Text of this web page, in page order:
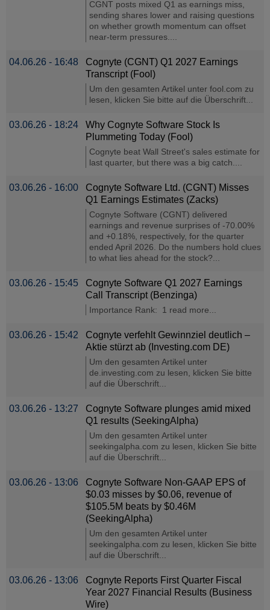
CGNT posts mixed Q1 as earnings miss,
sending shares lower and raising questions
on whether growth momentum can offset
near-term pressures....
04.06.26 - 16:48
Cognyte (CGNT) Q1 2027 Earnings
Transcript (Fool)
Um den gesamten Artikel unter fool.com zu
lesen, klicken Sie bitte auf die Überschrift...
03.06.26 - 18:24
Why Cognyte Software Stock Is
Plummeting Today (Fool)
Cognyte beat Wall Street's sales estimate for
last quarter, but there was a big catch....
03.06.26 - 16:00
Cognyte Software Ltd. (CGNT) Misses
Q1 Earnings Estimates (Zacks)
Cognyte Software (CGNT) delivered
earnings and revenue surprises of -70.00%
and +0.18%, respectively, for the quarter
ended April 2026. Do the numbers hold clues
to what lies ahead for the stock?...
03.06.26 - 15:45
Cognyte Software Q1 2027 Earnings
Call Transcript (Benzinga)
Importance Rank: 1 read more...
03.06.26 - 15:42
Cognyte verfehlt Gewinnziel deutlich –
Aktie stürzt ab (Investing.com DE)
Um den gesamten Artikel unter
de.investing.com zu lesen, klicken Sie bitte
auf die Überschrift...
03.06.26 - 13:27
Cognyte Software plunges amid mixed
Q1 results (SeekingAlpha)
Um den gesamten Artikel unter
seekingalpha.com zu lesen, klicken Sie bitte
auf die Überschrift...
03.06.26 - 13:06
Cognyte Software Non-GAAP EPS of
$0.03 misses by $0.06, revenue of
$105.5M beats by $0.46M
(SeekingAlpha)
Um den gesamten Artikel unter
seekingalpha.com zu lesen, klicken Sie bitte
auf die Überschrift...
03.06.26 - 13:06
Cognyte Reports First Quarter Fiscal
Year 2027 Financial Results (Business
Wire)